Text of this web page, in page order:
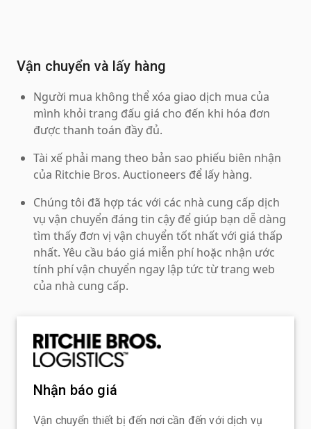
Vận chuyển và lấy hàng
Người mua không thể xóa giao dịch mua của
mình khỏi trang đấu giá cho đến khi hóa đơn
được thanh toán đầy đủ.
Tài xế phải mang theo bản sao phiếu biên nhận
của Ritchie Bros. Auctioneers để lấy hàng.
Chúng tôi đã hợp tác với các nhà cung cấp dịch
vụ vận chuyển đáng tin cậy để giúp bạn dễ dàng
tìm thấy đơn vị vận chuyển tốt nhất với giá thấp
nhất. Yêu cầu báo giá miễn phí hoặc nhận ước
tính phí vận chuyển ngay lập tức từ trang web
của nhà cung cấp.
Nhận báo giá
Vận chuyển thiết bị đến nơi cần đến với dịch vụ